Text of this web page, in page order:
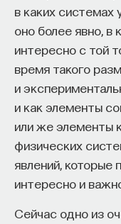
в каких системах
оно более явно, в
интересно с той
время такого
и
и как элементы
или же элементы
физических
явлений, которые
интересно и
Сейчас одно из